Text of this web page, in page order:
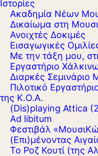
Ιστορίες
Ακαδημία Νέων
Δικαίωμα στη
Ανοιχτές Δοκιμές
Εισαγωγικές
Με την τάξη μου,
Εργαστήριo
Διαρκές Σεμινάριο
Πιλοτικό
της Κ.Ο.Α.
(Dis)playing Attica
Ad libitum
Φεστιβάλ
(Επι)μένοντας
Το Ροζ Κουτί (της